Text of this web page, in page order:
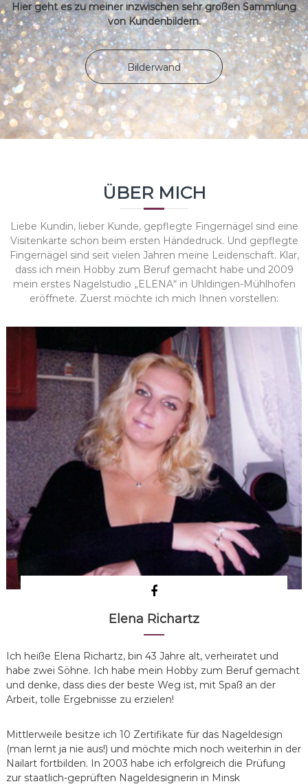
Hier geht es zu meiner inzwischen sehr großen Sammlung
von Kundenbildern.
Bilderwand
ÜBER MICH
Liebe Kundin, lieber Kunde, gepflegte Fingernägel sind eine
Visitenkarte schon beim ersten Händedruck. Und gepflegte
Fingernägel sind seit vielen Jahren meine Leidenschaft. Klar,
dass ich mein Hobby zum Beruf gemacht habe und 2009
mein erstes Nagelstudio „ELENA“ in Uhldingen-Mühlhofen
eröffnete. Zuerst möchte ich mich Ihnen vorstellen:
Elena Richartz
Ich heiße Elena Richartz, bin 43 Jahre alt, verheiratet und
habe zwei Söhne. Ich habe mein Hobby zum Beruf gemacht
und denke, dass dies der beste Weg ist, mit Spaß an der
Arbeit, tolle Ergebnisse zu erzielen!
Mittlerweile besitze ich 10 Zertifikate für das Nageldesign
(man lernt ja nie aus!) und möchte mich noch weiterhin in der
Nailart fortbilden. In 2003 habe ich erfolgreich die Prüfung
zur staatlich-geprüften Nageldesignerin in Minsk